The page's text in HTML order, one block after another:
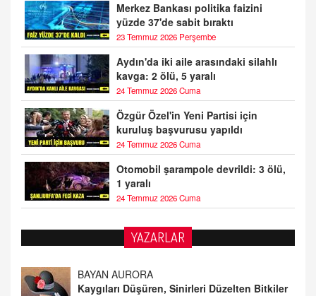
Merkez Bankası politika faizini
yüzde 37'de sabit bıraktı
23 Temmuz 2026 Perşembe
Aydın'da iki aile arasındaki silahlı
kavga: 2 ölü, 5 yaralı
24 Temmuz 2026 Cuma
Özgür Özel'in Yeni Partisi için
kuruluş başvurusu yapıldı
24 Temmuz 2026 Cuma
Otomobil şarampole devrildi: 3 ölü,
1 yaralı
24 Temmuz 2026 Cuma
YAZARLAR
BAYAN AURORA
Kaygıları Düşüren, Sinirleri Düzelten Bitkiler